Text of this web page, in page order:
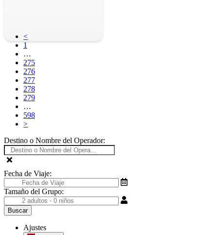
<
1
…
275
276
277
278
279
…
598
>
Destino o Nombre del Operador:
Fecha de Viaje:
Tamaño del Grupo:
Ajustes